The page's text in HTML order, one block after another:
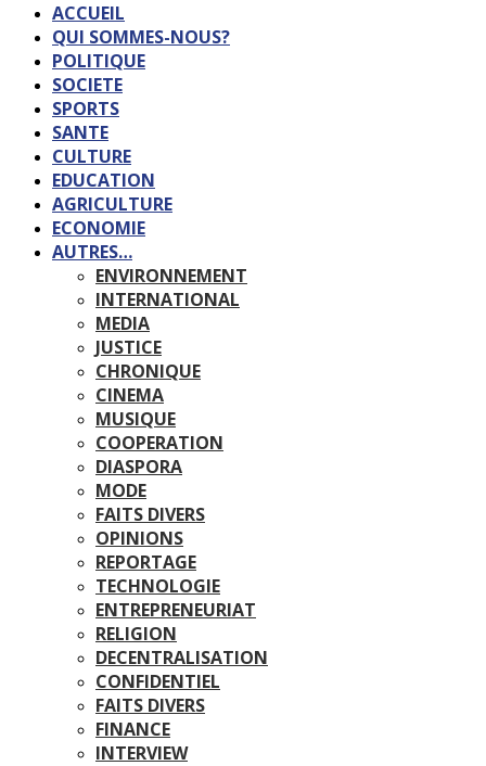
ACCUEIL
QUI SOMMES-NOUS?
POLITIQUE
SOCIETE
SPORTS
SANTE
CULTURE
EDUCATION
AGRICULTURE
ECONOMIE
AUTRES…
ENVIRONNEMENT
INTERNATIONAL
MEDIA
JUSTICE
CHRONIQUE
CINEMA
MUSIQUE
COOPERATION
DIASPORA
MODE
FAITS DIVERS
OPINIONS
REPORTAGE
TECHNOLOGIE
ENTREPRENEURIAT
RELIGION
DECENTRALISATION
CONFIDENTIEL
FAITS DIVERS
FINANCE
INTERVIEW